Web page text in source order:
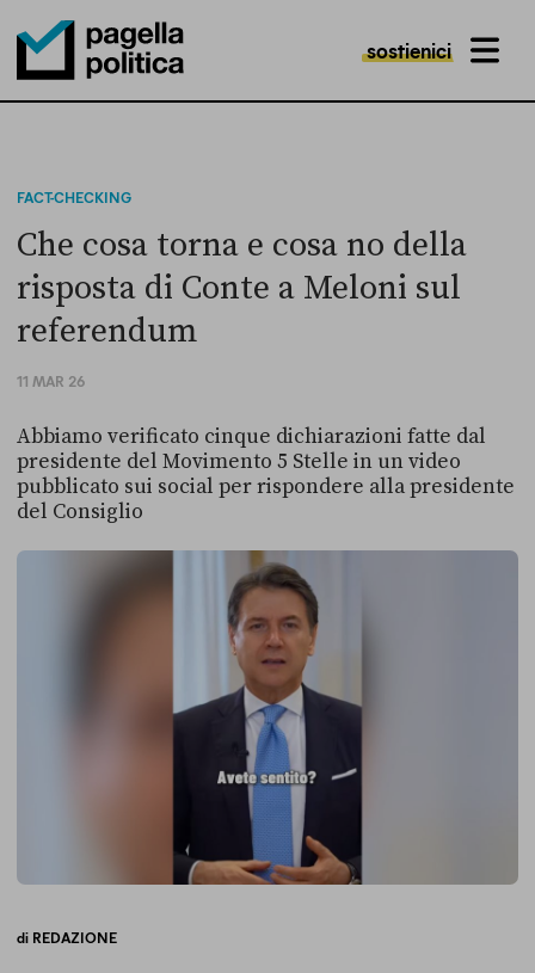
Pagella Politica Logo
sostienici MENU
FACT-CHECKING
Che cosa torna e cosa no della
risposta di Conte a Meloni sul
referendum
11 MAR 26
Abbiamo verificato cinque dichiarazioni fatte dal
presidente del Movimento 5 Stelle in un video
pubblicato sui social per rispondere alla presidente
del Consiglio
di REDAZIONE